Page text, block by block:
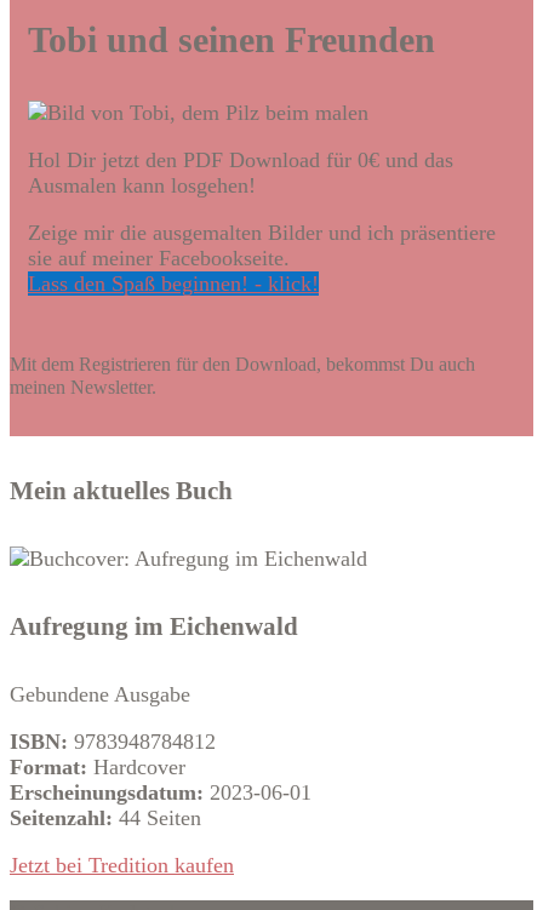
Tobi und seinen Freunden
Hol Dir jetzt den PDF Download für 0€ und das
Ausmalen kann losgehen!
Zeige mir die ausgemalten Bilder und ich präsentiere
sie auf meiner Facebookseite.
Lass den Spaß beginnen! - klick!
Mit dem Registrieren für den Download, bekommst Du auch
meinen Newsletter.
Mein aktuelles Buch
Aufregung im Eichenwald
Gebundene Ausgabe
ISBN: 9783948784812
Format: Hardcover
Erscheinungsdatum: 2023-06-01
Seitenzahl: 44 Seiten
Jetzt bei Tredition kaufen